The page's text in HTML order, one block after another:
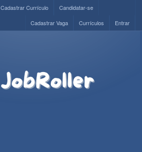
Cadastrar Currículo
Candidatar-se
Entrar
Currículos
Cadastrar Vaga